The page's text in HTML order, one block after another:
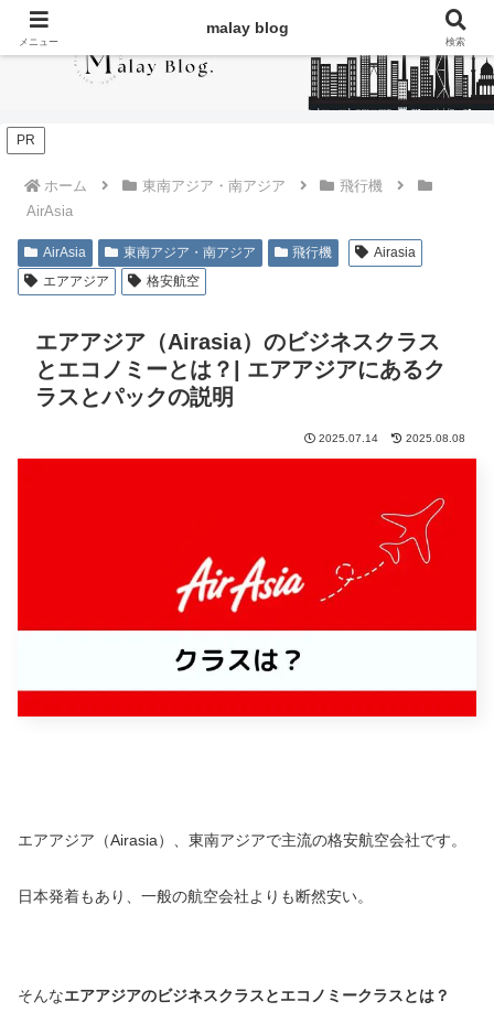
PR
ホーム 東南アジア・南アジア
飛行機
AirAsia
AirAsia 東南アジア・南アジア 飛行機
Airasia
エアアジア
格安航空
エアアジア（Airasia）のビジネスクラス
とエコノミーとは？| エアアジアにあるク
ラスとパックの説明
2025.07.14 2025.08.08
エアアジア（Airasia）、東南アジアで主流の格安航空会社です。
日本発着もあり、一般の航空会社よりも断然安い。
そんなエアアジアのビジネスクラスとエコノミークラスとは？
メニュー
malay blog
検索